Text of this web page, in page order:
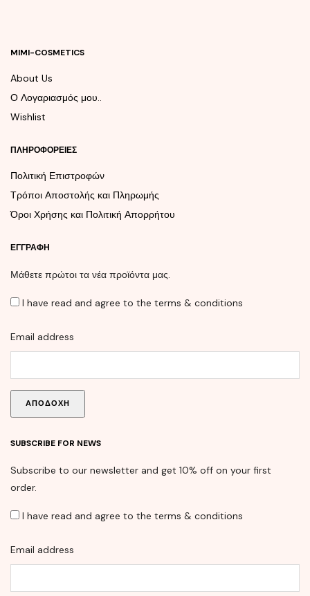
MIMI-COSMETICS
About Us
Ο Λογαριασμός μου..
Wishlist
ΠΛΗΡΟΦΟΡΕΊΕΣ
Πολιτική Επιστροφών
Τρόποι Αποστολής και Πληρωμής
Όροι Χρήσης και Πολιτική Απορρήτου
ΕΓΓΡΑΦΉ
Μάθετε πρώτοι τα νέα προϊόντα μας.
I have read and agree to the terms & conditions
Email address
SUBSCRIBE FOR NEWS
Subscribe to our newsletter and get 10% off on your first
order.
I have read and agree to the terms & conditions
Email address